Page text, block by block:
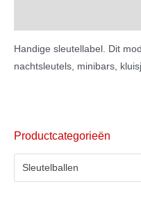
Handige sleutellabel. Dit
nachtsleutels, minibars,
Productcategorieën
Sleutelballen